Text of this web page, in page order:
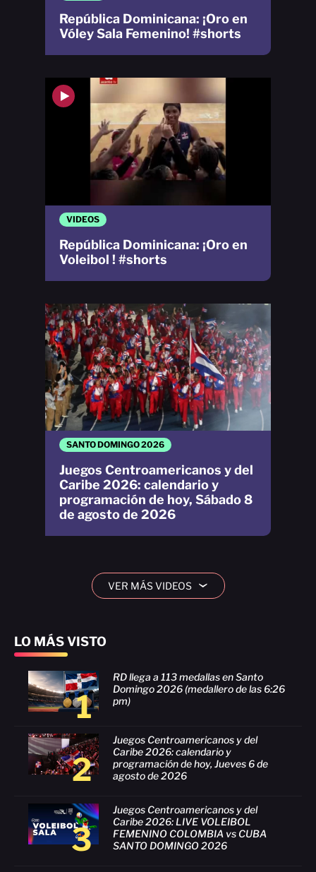
LO MÁS VISTO
1
RD llega a 113 medallas en Santo
Domingo 2026 (medallero de las 6:26
pm)
2
Juegos Centroamericanos y del
Caribe 2026: calendario y
programación de hoy, Jueves 6 de
agosto de 2026
3
Juegos Centroamericanos y del
Caribe 2026: LIVE VOLEIBOL
FEMENINO COLOMBIA vs CUBA
SANTO DOMINGO 2026
SANTO DOMINGO 2026
Juegos Centroamericanos y del
Caribe 2026: calendario y
programación de hoy, Sábado 8
de agosto de 2026
VIDEOS
República Dominicana: ¡Oro en
Voleibol ! #shorts
República Dominicana: ¡Oro en
Vóley Sala Femenino! #shorts
VER MÁS VIDEOS ›